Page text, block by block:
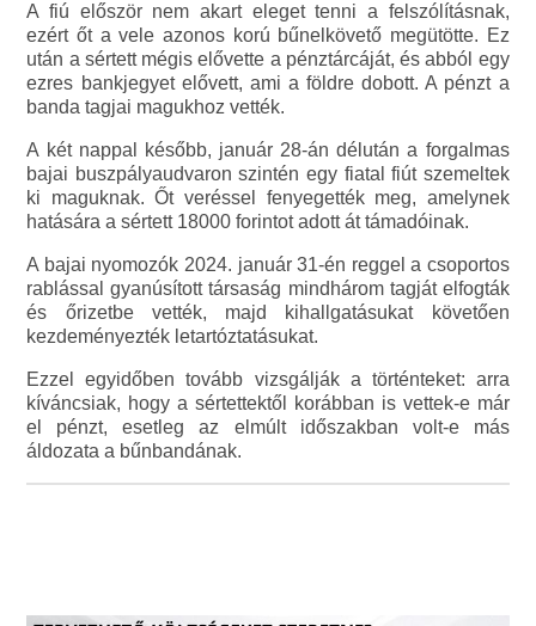
A fiú először nem akart eleget tenni a felszólításnak,
ezért őt a vele azonos korú bűnelkövető megütötte. Ez
után a sértett mégis elővette a pénztárcáját, és abból egy
ezres bankjegyet elővett, ami a földre dobott. A pénzt a
banda tagjai magukhoz vették.
A két nappal később, január 28-án délután a forgalmas
bajai buszpályaudvaron szintén egy fiatal fiút szemeltek
ki maguknak. Őt veréssel fenyegették meg, amelynek
hatására a sértett 18000 forintot adott át támadóinak.
A bajai nyomozók 2024. január 31-én reggel a csoportos
rablással gyanúsított társaság mindhárom tagját elfogták
és őrizetbe vették, majd kihallgatásukat követően
kezdeményezték letartóztatásukat.
Ezzel egyidőben tovább vizsgálják a történteket: arra
kíváncsiak, hogy a sértettektől korábban is vettek-e már
el pénzt, esetleg az elmúlt időszakban volt-e más
áldozata a bűnbandának.